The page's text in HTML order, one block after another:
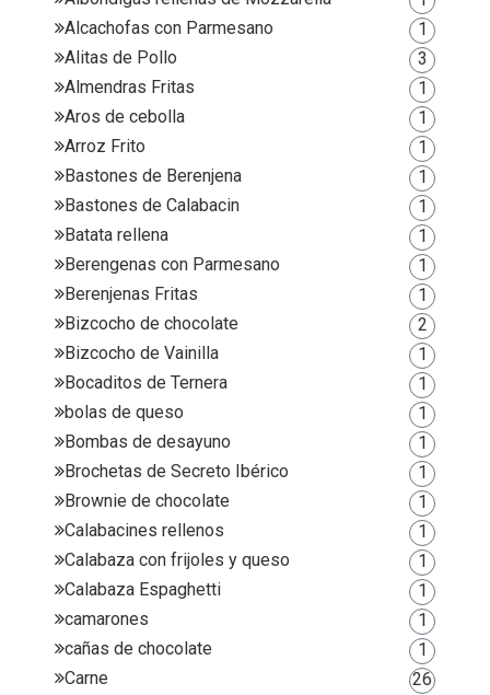
Alcachofas con Parmesano
1
Alitas de Pollo
3
Almendras Fritas
1
Aros de cebolla
1
Arroz Frito
1
Bastones de Berenjena
1
Bastones de Calabacin
1
Batata rellena
1
Berengenas con Parmesano
1
Berenjenas Fritas
1
Bizcocho de chocolate
2
Bizcocho de Vainilla
1
Bocaditos de Ternera
1
bolas de queso
1
Bombas de desayuno
1
Brochetas de Secreto Ibérico
1
Brownie de chocolate
1
Calabacines rellenos
1
Calabaza con frijoles y queso
1
Calabaza Espaghetti
1
camarones
1
cañas de chocolate
1
Carne
26